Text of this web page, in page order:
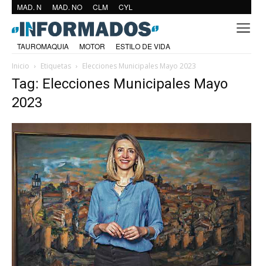
MAD. N MAD. NO CLM CYL
TAUROMAQUIA MOTOR
ESTILO DE VIDA
Inicio
Etiquetas Elecciones Municipales Mayo 2023
Tag: Elecciones Municipales Mayo
2023